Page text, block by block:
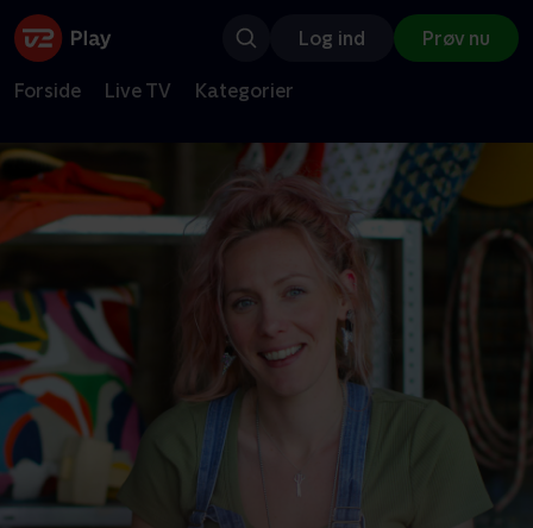
Log ind Prøv nu
Forside Live TV Kategorier